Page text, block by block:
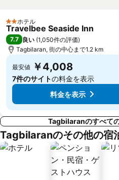
2 ホテルのランク
ホテル
Travelbee Seaside Inn
7.7 良い (1,050件の評価)
Tagbilaran, 街の中心まで1.2 km
最安値 ￥4,008
7件のサイトの料金を表示
料金を表示
Tagbilaranのすべて
Tagbilaranのその他の宿